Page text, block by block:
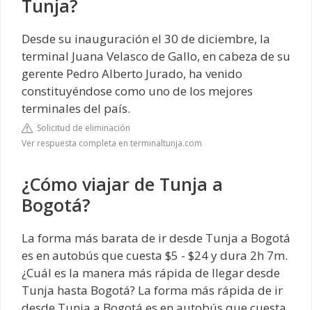
Tunja?
Desde su inauguración el 30 de diciembre, la
terminal Juana Velasco de Gallo, en cabeza de su
gerente Pedro Alberto Jurado, ha venido
constituyéndose como uno de los mejores
terminales del país.
Solicitud de eliminación
Ver respuesta completa en terminaltunja.com
¿Cómo viajar de Tunja a
Bogotá?
La forma más barata de ir desde Tunja a Bogotá
es en autobús que cuesta $5 - $24 y dura 2h 7m.
¿Cuál es la manera más rápida de llegar desde
Tunja hasta Bogotá? La forma más rápida de ir